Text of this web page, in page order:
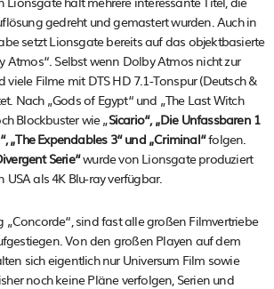
gedreht und gemastert wurden. Auch in
setzt Lionsgate bereits auf das objektbasierte
Atmos“. Selbst wenn Dolby Atmos nicht zur
viele Filme mit DTS HD 7.1-Tonspur (Deutsch &
Nach „Gods of Egypt“ und „The Last Witch
Blockbuster wie „Sicario“, „Die Unfassbaren 1
„The Expendables 3“ und „Criminal“folgen.
Serie“wurde von Lionsgate produziert
USA als 4K Blu-ray verfügbar.
sind fast alle großen Filmvertriebe
Von den großen Playen auf dem
sich eigentlich nur Universum Film sowie
noch keine Pläne verfolgen, Serien und